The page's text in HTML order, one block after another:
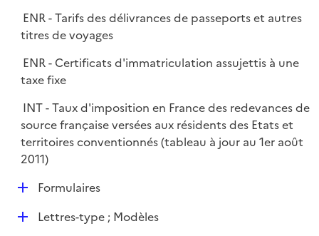
ENR - Tarifs des délivrances de passeports et autres
titres de voyages
ENR - Certificats d'immatriculation assujettis à une
taxe fixe
INT - Taux d'imposition en France des redevances de
source française versées aux résidents des Etats et
territoires conventionnés (tableau à jour au 1er août
2011)
DFormulaires
DLettres-type ; Modèles